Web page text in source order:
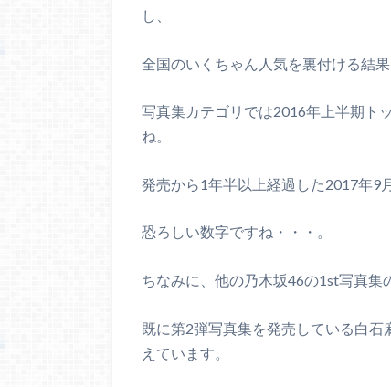
し、
全国のいくちゃん人気を裏付ける結果
写真集カテゴリでは2016年上半期ト
ね。
発売から1年半以上経過した2017年9
恐ろしい数字ですね・・・。
ちなみに、他の乃木坂46の1st写真集
既に第2弾写真集を発売している白
えています。